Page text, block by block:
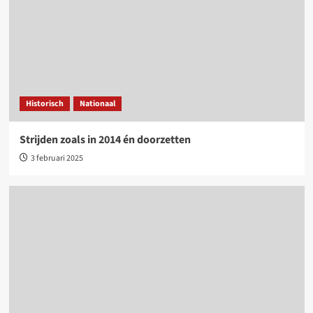
Historisch Nationaal
Strijden zoals in 2014 én doorzetten
3 februari 2025